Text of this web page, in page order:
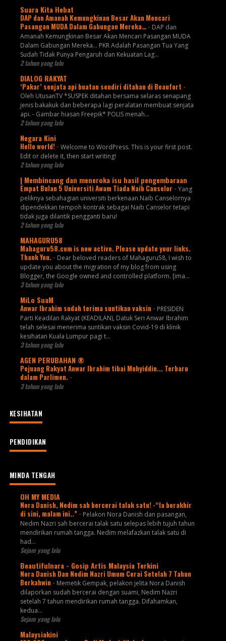
Suara Kita Hebat
DAP dan Amanah Kemungkinan Besar Akan Mencari
Pasangan MUDA Dalam Gabungan Mereka… - DAP dan
Amanah Kemungkinan Besar Akan Mencari Pasangan MUDA
Dalam Gabungan Mereka… PKR Adalah Pasangan Tua Yang
Sudah Tidak Punya Pengaruh dan Kekuatan Lag...
2 tahun yang lalu
DIALOG RAKYAT
‘Pakar’ senjata api buatan sendiri ditahan di Beaufort -
Oleh UtusanTV *SUSPEK ditahan bersama selaras senapang
jenis bakakuk dan beberapa lagi peralatan membuat senjata
api. - Gambar hiasan Freepik* POLIS menah...
2 tahun yang lalu
Negara Kini
Hello world! - Welcome to WordPress. This is your first post.
Edit or delete it, then start writing!
2 tahun yang lalu
| Membincang dan meneroka isu hasil pengembaraan
Empat Bulan 5 Universiti Awam Tiada Naib Canselor - Yang
peliknya sebahagian universiti berkenaan Naib Canselornya
dipendekkan tempoh kontrak sebagai Naib Canselor tetapi
tidak juga dilantik pengganti baru!
2 tahun yang lalu
MAHAGURU58
Mahaguru58.com is now active. Please update your links.
Thank You. - Dear beloved readers of Mahaguru58, I wish to
update you about the migration of my blog from using
Blogger, the Google owned and controlled platform. [ima...
3 tahun yang lalu
MiLo SuaM
Anwar Ibrahim sudah terima suntikan vaksin - PRESIDEN
Parti Keadilan Rakyat (KEADILAN), Datuk Seri Anwar Ibrahim
telah selesai menerima suntikan vaksin Covid-19 di klinik
kesihatan Kuala Lumpur pagi t...
3 tahun yang lalu
AGEN PERUBAHAN ®
Pejuang Rakyat Anwar Ibrahim tibai Muhyiddin... Terbaru
dalam Parlimen. -
3 tahun yang lalu
KESIHATAN
PENDIDIKAN
MINDA TENGAH
OH MY MEDIA
Nora Danish, Nedim sah bercerai talak satu! -“Ia berakhir
di sini, malam ini..” - Pelakon Nora Danish dan pasangan,
Nedim Nazri sah bercerai talak satu selepas lebih tujuh tahun
mendirikan rumah tangga. Nedim melafazkan talak satu di
had...
Sejam yang lalu
Beautifulnara - Gosip Artis Malaysia Terkini
Nora Danish Dan Nedim Nazri Umum Cerai Setelah 7 Tahun
Berkahwin - Memetik Gempak, pelakon jelita Nora Danish
dilaporkan sudah bercerai dengan suami, Nedim Nazri
setelah 7 tahun mendirikan rumah tangga. Difahamkan,
kedua...
Sejam yang lalu
Malaysiakini